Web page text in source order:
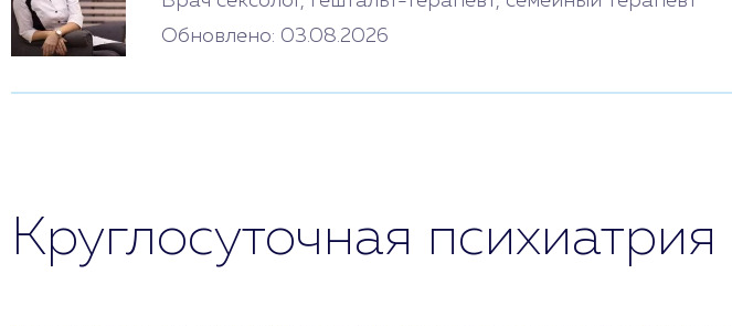
Обновлено: 03.08.2026
Круглосуточная психиатрия